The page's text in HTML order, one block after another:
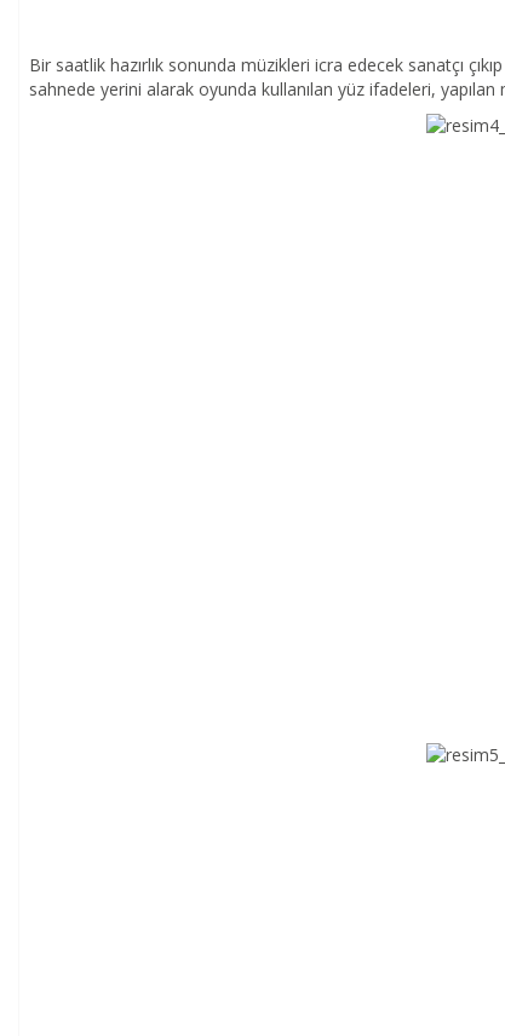
Bir saatlik hazırlık sonunda müzikleri icra edecek sanatçı
sahnede yerini alarak oyunda kullanılan yüz ifadeleri,